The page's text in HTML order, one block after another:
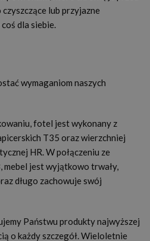
lub przyjazne
dla siebie.
wymaganiom naszych
fotel jest wykonany z
T35 oraz wierzchniej
HR. W połączeniu ze
jest wyjątkowo trwały,
długo zachowuje swój
Państwu produkty najwyższej
o każdy szczegół. Wieloletnie